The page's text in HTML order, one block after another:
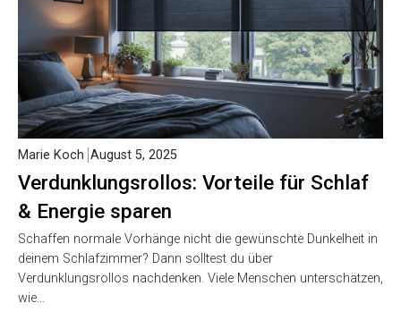
Verdunklungsrollos: Vorteile für Schlaf
& Energie sparen
Marie Koch August 5, 2025
Schaffen normale Vorhänge nicht die gewünschte Dunkelheit in
deinem Schlafzimmer? Dann solltest du über
Verdunklungsrollos nachdenken. Viele Menschen unterschätzen,
wie…